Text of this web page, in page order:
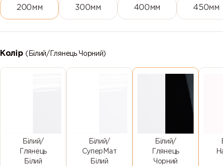
200мм 300мм 400мм 450мм
Колір(Білий/Глянець Чорний)
Білий/
Глянець
Білий
Білий/
СуперМат
Білий
Білий/
Глянець
Чорний